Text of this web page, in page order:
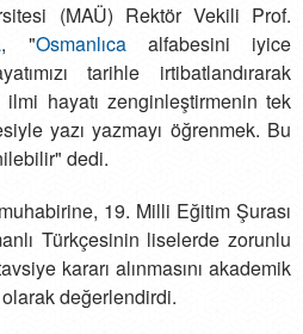
(MAÜ) Rektör Vekili Prof.
, "Osmanlıcaalfabesini iyice
tarihle irtibatlandırarak
hayatı zenginleştirmenin tek
yazı yazmayı öğrenmek. Bu
dedi.
19. Milli Eğitim Şurası
Türkçesinin liselerde zorunlu
kararı alınmasını akademik
değerlendirdi.